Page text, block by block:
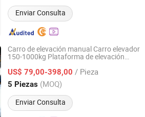
Enviar Consulta
Carro de elevación manual Carro elevador
150-1000kg Plataforma de elevación
US$ 79,00-398,00 / Pieza
5 Piezas (MOQ)
Enviar Consulta
Co., Ltd.
Desde 2021